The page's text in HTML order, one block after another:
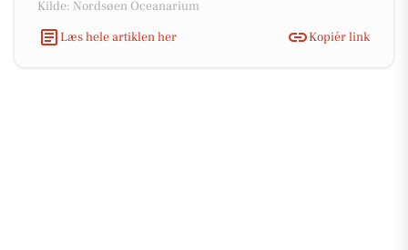
Kilde: Nordsøen Oceanarium
Læs hele artiklen her
Kopiér link